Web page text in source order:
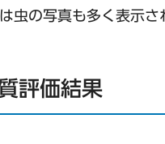
虫の写真も多く表示さ
評価結果